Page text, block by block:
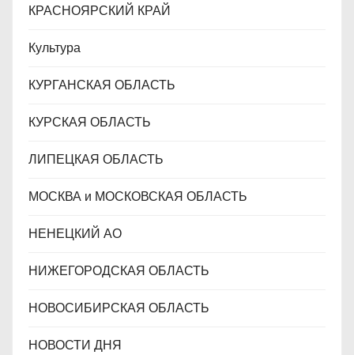
КРАСНОЯРСКИЙ КРАЙ
Культура
КУРГАНСКАЯ ОБЛАСТЬ
КУРСКАЯ ОБЛАСТЬ
ЛИПЕЦКАЯ ОБЛАСТЬ
МОСКВА и МОСКОВСКАЯ ОБЛАСТЬ
НЕНЕЦКИЙ АО
НИЖЕГОРОДСКАЯ ОБЛАСТЬ
НОВОСИБИРСКАЯ ОБЛАСТЬ
НОВОСТИ ДНЯ